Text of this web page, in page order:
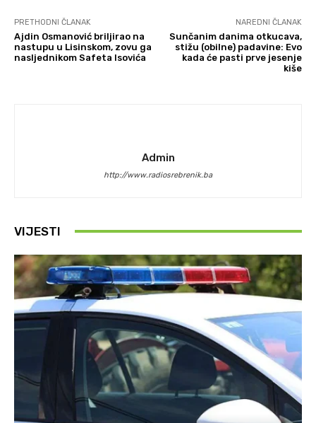
PRETHODNI ČLANAK
Ajdin Osmanović briljirao na
nastupu u Lisinskom, zovu ga
nasljednikom Safeta Isovića
NAREDNI ČLANAK
Sunčanim danima otkucava,
stižu (obilne) padavine: Evo
kada će pasti prve jesenje
kiše
Admin
http://www.radiosrebrenik.ba
VIJESTI